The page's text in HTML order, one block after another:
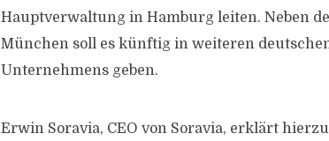
Hauptverwaltung in Hamburg leiten. Neben
München soll es künftig in weiteren
Unternehmens geben.
Erwin Soravia, CEO von Soravia, erklärt